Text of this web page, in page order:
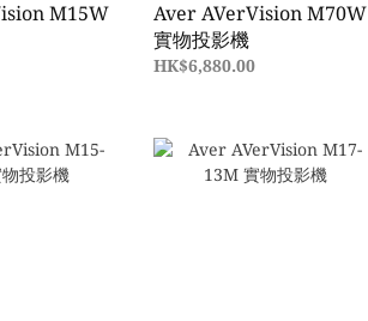
M15W
Aver AVerVision M70W
實物投影機
HK$6,880.00